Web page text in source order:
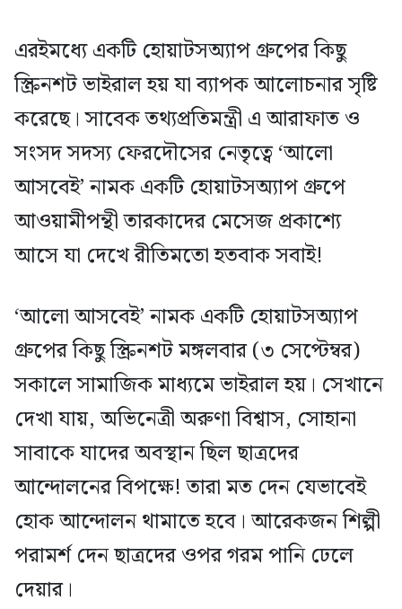
এরইমধ্যে একটি হোয়াটসঅ্যাপ গ্রুপের কিছু
স্ক্রিনশট ভাইরাল হয় যা ব্যাপক আলোচনার সৃষ্টি
করেছে। সাবেক তথ্যপ্রতিমন্ত্রী এ আরাফাত ও
সংসদ সদস্য ফেরদৌসের নেতৃত্বে ‘আলো
আসবেই’ নামক একটি হোয়াটসঅ্যাপ গ্রুপে
আওয়ামীপন্থী তারকাদের মেসেজ প্রকাশ্যে
আসে যা দেখে রীতিমতো হতবাক সবাই!
‘আলো আসবেই’ নামক একটি হোয়াটসঅ্যাপ
গ্রুপের কিছু স্ক্রিনশট মঙ্গলবার (৩ সেপ্টেম্বর)
সকালে সামাজিক মাধ্যমে ভাইরাল হয়। সেখানে
দেখা যায়, অভিনেত্রী অরুণা বিশ্বাস, সোহানা
সাবাকে যাদের অবস্থান ছিল ছাত্রদের
আন্দোলনের বিপক্ষে! তারা মত দেন যেভাবেই
হোক আন্দোলন থামাতে হবে। আরেকজন শিল্পী
পরামর্শ দেন ছাত্রদের ওপর গরম পানি ঢেলে
দেয়ার।